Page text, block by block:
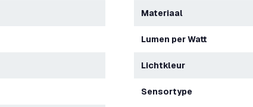
Materiaal
Lumen per Watt
Lichtkleur
Sensortype